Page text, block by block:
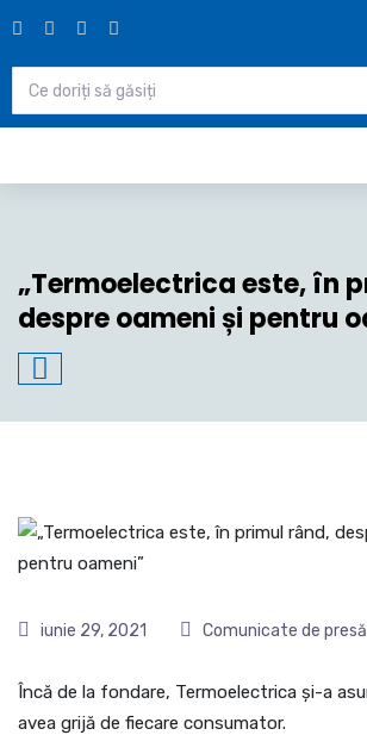
„Termoelectrica este, în
despre oameni și pentru
iunie 29, 2021 Comunicate de presă
Încă de la fondare, Termoelectrica și-a
avea grijă de fiecare consumator.